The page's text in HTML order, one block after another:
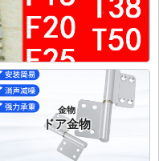
金物
ドア金物